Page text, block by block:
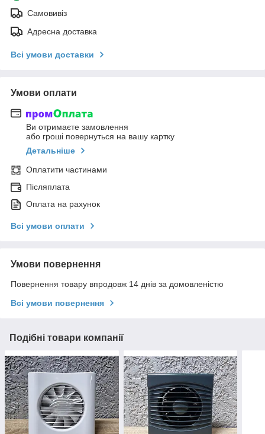
Самовивіз
Адресна доставка
Всі умови доставки
Умови оплати
Ви отримаєте замовлення
або гроші повернуться на вашу картку
Детальніше
Оплатити частинами
Післяплата
Оплата на рахунок
Всі умови оплати
Умови повернення
Повернення товару впродовж 14 днів за домовленістю
Всі умови повернення
Подібні товари компанії